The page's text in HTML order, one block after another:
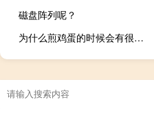
磁盘阵列呢？
为什么煎鸡蛋的时候会有很多泡沫